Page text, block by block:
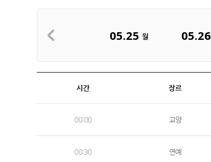
05.25 월 05.26
시간 장르
00:00 교양
00:30 연예